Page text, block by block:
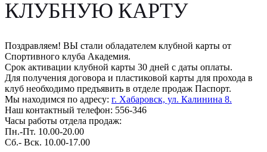
КЛУБНУЮ КАРТУ
Поздравляем! ВЫ стали обладателем клубной карты от
Спортивного клуба Академия.
Срок активации клубной карты 30 дней с даты оплаты.
Для получения договора и пластиковой карты для прохода в
клуб необходимо предъявить в отделе продаж Паспорт.
Мы находимся по адресу: г. Хабаровск, ул. Калинина 8.
Наш контактный телефон: 556-346
Часы работы отдела продаж:
Пн.-Пт. 10.00-20.00
Сб.- Вск. 10.00-17.00